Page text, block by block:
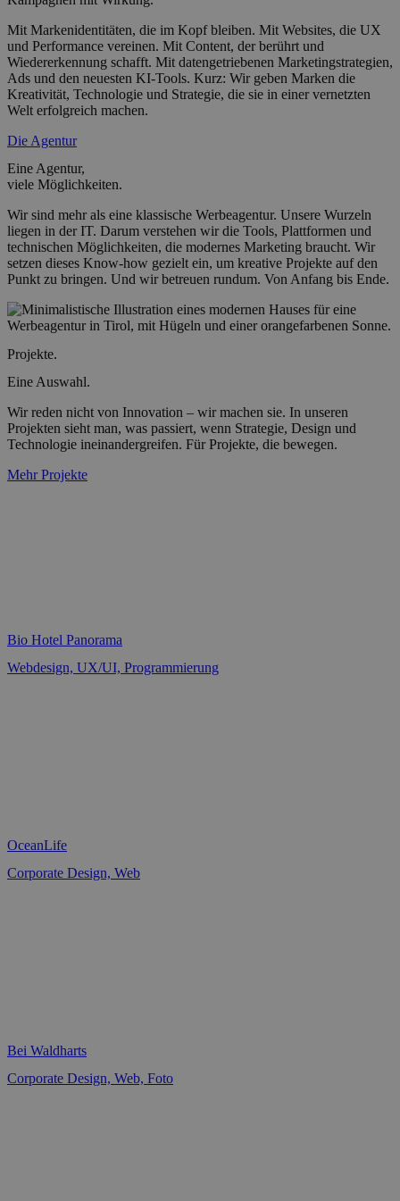
Mit Markenidentitäten, die im Kopf bleiben. Mit Websites, die UX
und Performance vereinen. Mit Content, der berührt und
Wiedererkennung schafft. Mit datengetriebenen Marketingstrategien,
Ads und den neuesten KI-Tools. Kurz: Wir geben Marken die
Kreativität, Technologie und Strategie, die sie in einer vernetzten
Welt erfolgreich machen.
Die Agentur
Eine Agentur,
viele Möglichkeiten.
Wir sind mehr als eine klassische Werbeagentur. Unsere Wurzeln
liegen in der IT. Darum verstehen wir die Tools, Plattformen und
technischen Möglichkeiten, die modernes Marketing braucht. Wir
setzen dieses Know-how gezielt ein, um kreative Projekte auf den
Punkt zu bringen. Und wir betreuen rundum. Von Anfang bis Ende.
Projekte.
Eine Auswahl.
Wir reden nicht von Innovation – wir machen sie. In unseren
Projekten sieht man, was passiert, wenn Strategie, Design und
Technologie ineinandergreifen. Für Projekte, die bewegen.
Mehr Projekte
Bio Hotel Panorama
Webdesign, UX/UI, Programmierung
OceanLife
Corporate Design, Web
Bei Waldharts
Corporate Design, Web, Foto